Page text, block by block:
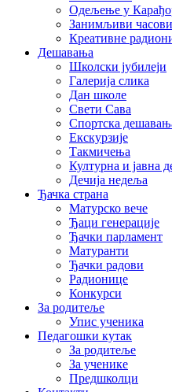
Одељење у
Занимљиви часови
Креативне
Дешавања
Школски јубилеји
Галерија слика
Дан школе
Свети Сава
Спортска
Екскурзије
Такмичења
Културна и јавна
Дечија недеља
Ђачка страна
Матурско вече
Ђаци генерације
Ђачки парламент
Матуранти
Ђачки радови
Радионице
Конкурси
За родитеље
Упис ученика
Педагошки кутак
За родитеље
За ученике
Предшколци